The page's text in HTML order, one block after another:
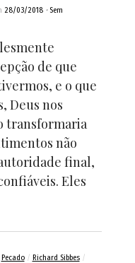
28/03/2018 • Sem
de que
e o que
Deus nos
transformaria
não
final,
Eles
Pecado/ Richard Sibbes/